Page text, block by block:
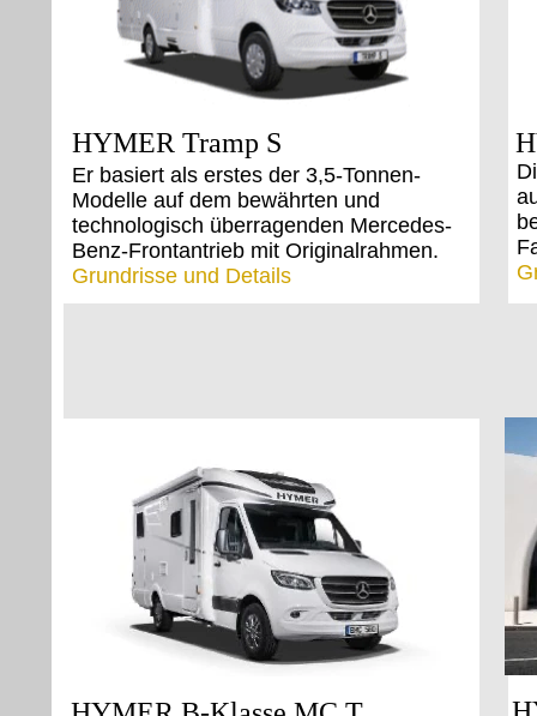
HYMER Tramp S
Er basiert als erstes der 3,5-Tonnen-
Modelle auf dem bewährten und
technologisch überragenden Mercedes-
Benz-Frontantrieb mit Originalrahmen.
Grundrisse und Details